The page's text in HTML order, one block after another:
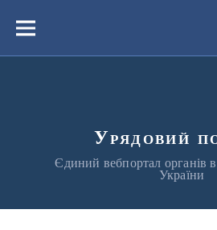
вмістуМеню
Урядовий
Єдиний вебпортал органів
України